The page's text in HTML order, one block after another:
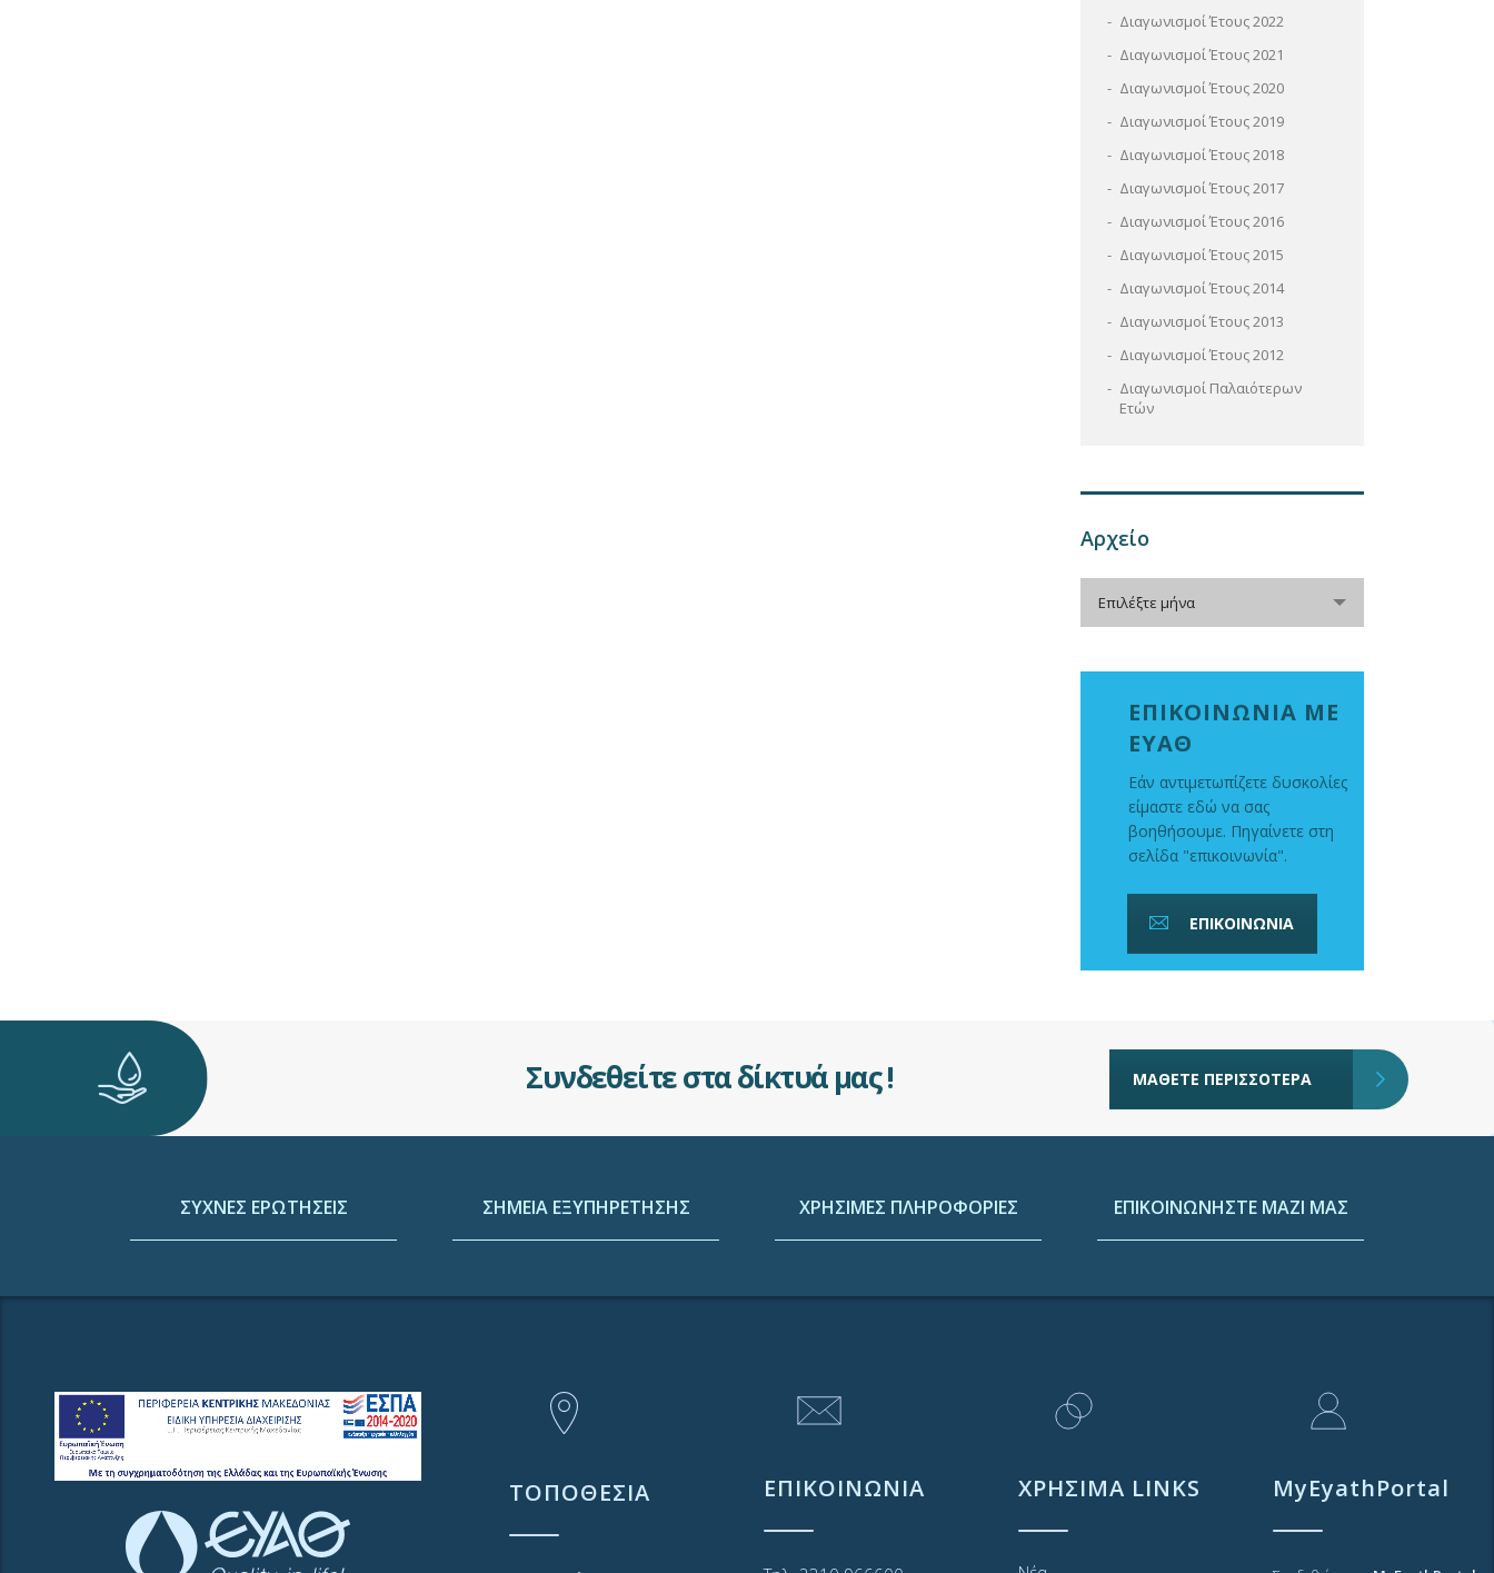
Διαγωνισμοί Έτους 2022
Διαγωνισμοί Έτους 2021
Διαγωνισμοί Έτους 2020
Διαγωνισμοί Έτους 2019
Διαγωνισμοί Έτους 2018
Διαγωνισμοί Έτους 2017
Διαγωνισμοί Έτους 2016
Διαγωνισμοί Έτους 2015
Διαγωνισμοί Έτους 2014
Διαγωνισμοί Έτους 2013
Διαγωνισμοί Έτους 2012
Διαγωνισμοί Παλαιότερων
Ετών
Αρχείο
Επιλέξτε μήνα
ΕΠΙΚΟΙΝΩΝΙΑ ΜΕ
ΕΥΑΘ
Εάν αντιμετωπίζετε δυσκολίες
είμαστε εδώ να σας
βοηθήσουμε. Πηγαίνετε στη
σελίδα "επικοινωνία".
ΕΠΙΚΟΙΝΩΝΙΑ
Συνδεθείτε στα δίκτυά μας ! ΜΑΘΕΤΕ ΠΕΡΙΣΣΟΤΕΡΑ
ΣΥΧΝΕΣ ΕΡΩΤΗΣΕΙΣ ΣΗΜΕΙΑ ΕΞΥΠΗΡΕΤΗΣΗΣ ΧΡΗΣΙΜΕΣ ΠΛΗΡΟΦΟΡΙΕΣ ΕΠΙΚΟΙΝΩΝΗΣΤΕ ΜΑΖΙ ΜΑΣ
ΤΟΠΟΘΕΣΙΑ ΕΠΙΚΟΙΝΩΝΙΑ ΧΡΗΣΙΜΑ LINKS MyEyathPortal